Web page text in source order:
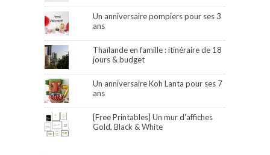
Un anniversaire pompiers pour ses 3
ans
Thaïlande en famille : itinéraire de 18
jours & budget
Un anniversaire Koh Lanta pour ses 7
ans
[Free Printables] Un mur d'affiches
Gold, Black & White